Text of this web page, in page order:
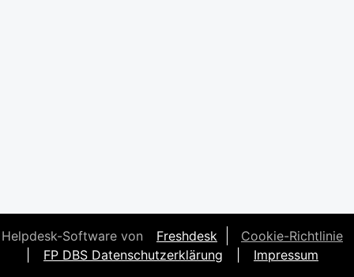
Helpdesk-Software von Freshdesk
Cookie-Richtlinie
FP DBS Datenschutzerklärung Impressum